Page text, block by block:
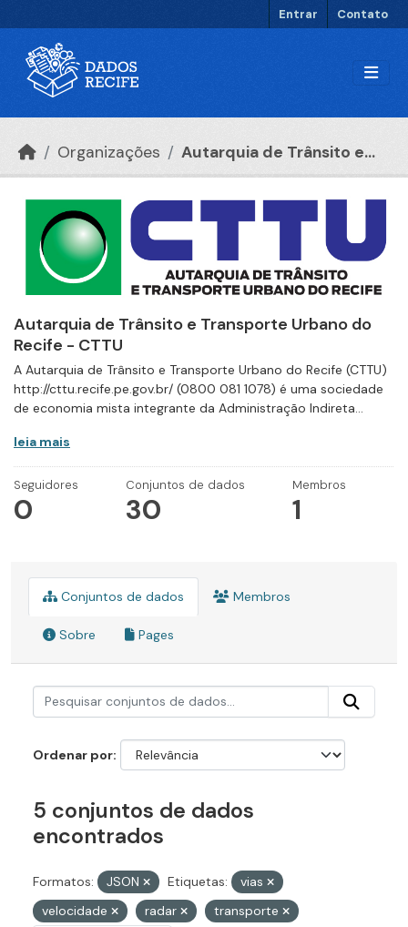
Entrar Contato
Organizações Autarquia de Trânsito e...
Autarquia de Trânsito e Transporte Urbano do
Recife - CTTU
A Autarquia de Trânsito e Transporte Urbano do Recife (CTTU)
http://cttu.recife.pe.gov.br/ (0800 081 1078) é uma sociedade
de economia mista integrante da Administração Indireta...
leia mais
Seguidores
0
Conjuntos de dados
30
Membros
1
Conjuntos de dados Membros
Sobre Pages
Ordenar por
5 conjuntos de dados
encontrados
Formatos: JSON Etiquetas:
vias
velocidade
radar
transporte